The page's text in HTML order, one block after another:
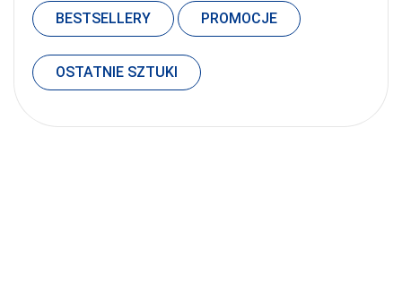
BESTSELLERY PROMOCJE
OSTATNIE SZTUKI